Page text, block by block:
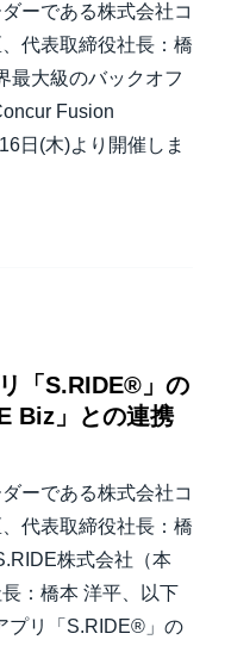
ーである株式会社コ
代表取締役社長：橋
最大級のバックオフ
Fusion
日(木)より開催しま
「S.RIDE®」の
Biz」との連携
ーである株式会社コ
代表取締役社長：橋
株式会社（本
：橋本 洋平、以下
プリ「S.RIDE®」の